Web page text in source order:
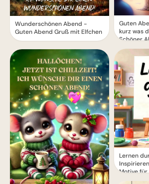
Wunderschönen Abend -
Guten Abend Gruß mit Elfchen
Guten
kurz was
Schöner
Lernen
Motive